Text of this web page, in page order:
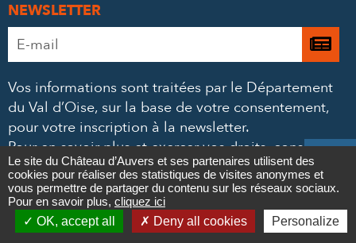
Contact

Newsletter
NEWSLETTER
Adresse
e-
*
Je
à
Vos informations sont traitées par le Département
du Val d’Oise, sur la base de votre consentement,
pour votre inscription à la newsletter.
Pour en savoir plus et exercer vos droits,consultez
notre politique de confidentialité.
NOUS SUIVRE
Le
 Le
 Le
 Le

Le site du Château d’Auvers et ses partenaires utilisent des
cookies pour réaliser des statistiques de visites anonymes et
vous permettre de partager du contenu sur les réseaux sociaux.
Pour en savoir plus, cliquez ici
OK, accept all
Deny all cookies Personalize